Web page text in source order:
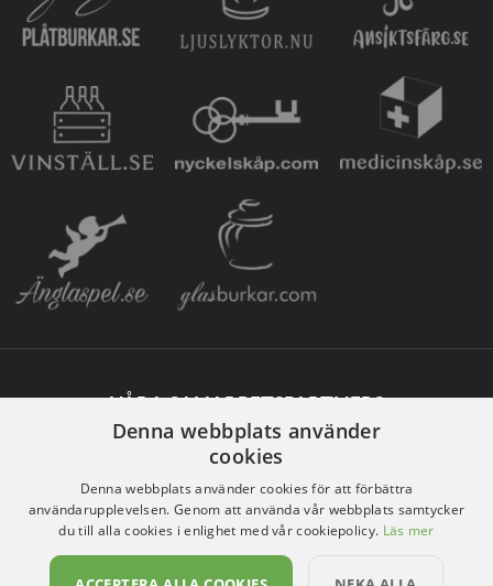
VÅRA SAMARBETSPARTNERS
Denna webbplats använder
cookies
Denna webbplats använder cookies för att förbättra
användarupplevelsen. Genom att använda vår webbplats samtycker
du till alla cookies i enlighet med vår cookiepolicy. Läs mer